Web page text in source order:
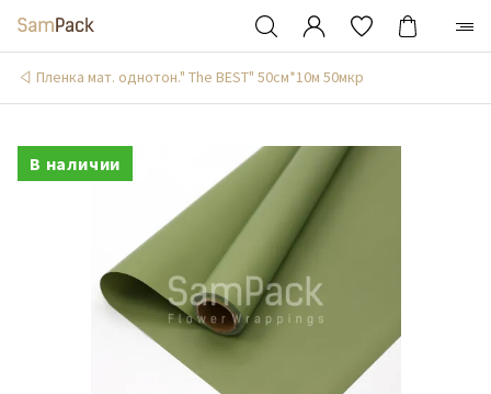
Пленка мат. однотон." The BEST" 50см*10м 50мкр
В наличии